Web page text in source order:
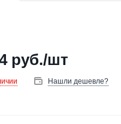
руб./шт
Нашли дешевле?